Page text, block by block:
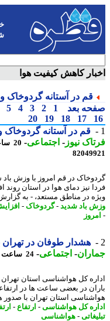
-
کاهش کیفیت هوا
قم در آستانه گردوخاک و
بعد
1
2
3
4
5
6
17
18
19
20
قم در آستانه گردوخاک و
نیوز-اجتماعی-20 ساعت پیش - شنبه 17 مرداد 1405، 20:05
در قم امروز با وزش باد
نیز دمای هوا در استان روند
در مناطق مستعد، - به گزارش
باد شدید-گردوخاک-افزایش -
هشدار طوفان در تهران
- اجتماعی-24 ساعت پیش - شنبه 17 مرداد 1405، 15:25
کل هواشناسی استان تهران
در بعضی ساعت ها در ارتفاعات
استان تهران با صدور
کل هواشناسی-ارتفاع -
-هواشناسی